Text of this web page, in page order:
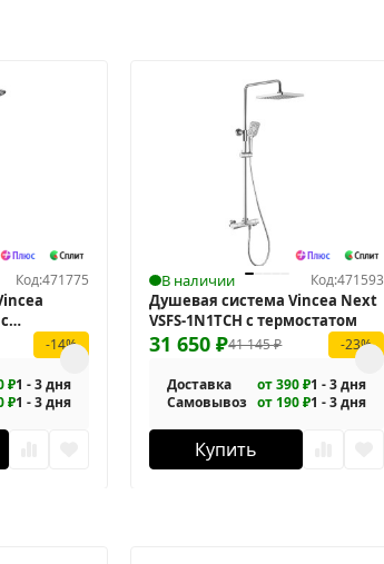
Код:471775
-14%
₽1 - 3 дня
₽1 - 3 дня
В наличии Код:471593
Душевая система Vincea Next
VSFS-1N1TCH с термостатом
41 145₽
31 650₽ -23%
Доставка от 390 ₽1 - 3 дня
Самовывоз от 190 ₽1 - 3 дня
Купить